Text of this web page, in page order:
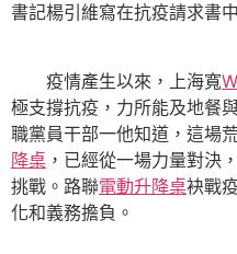
書記楊引維寫在抗疫請求書
疫情產生以來，上海寬
極支撐抗疫，力所能及地餐
職黨員干部一他知道，這場
降桌 ，已經從一場力量對決
挑戰。路聯電動升降桌袂戰
化和義務擔負。